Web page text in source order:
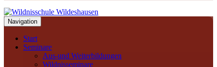
Navigation
Start
Seminare
Aus-und Weiterbildungen
Wildnisseminare